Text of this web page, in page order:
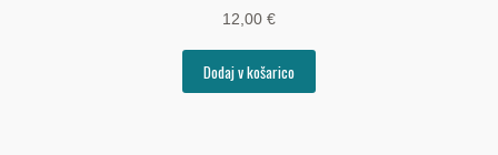
12,00 €
Dodaj v košarico